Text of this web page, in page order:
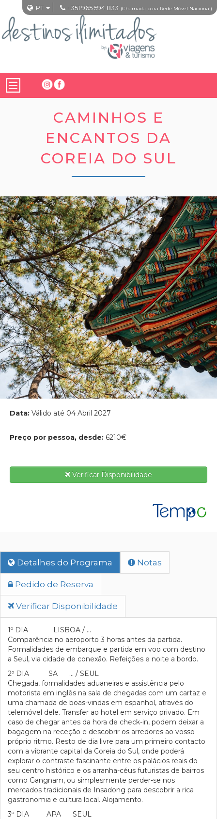
PT +351 965 594 833 (Chamada para Rede Móvel Nacional)
CAMINHOS E
ENCANTOS DA
COREIA DO SUL
Data: Válido até 04 Abril 2027
Preço por pessoa, desde: 6210€
Verificar Disponibilidade
Detalhes do Programa Notas
Pedido de Reserva
Verificar Disponibilidade
1º DIA LISBOA / …
Comparência no aeroporto 3 horas antes da partida.
Formalidades de embarque e partida em voo com destino
a Seul, via cidade de conexão. Refeições e noite a bordo.
2º DIA SA … / SEUL
Chegada, formalidades aduaneiras e assistência pelo
motorista em inglês na sala de chegadas com um cartaz e
uma chamada de boas-vindas em espanhol, através do
telemóvel dele. Transfer ao hotel em serviço privado. Em
caso de chegar antes da hora de check-in, podem deixar a
bagagem na receção e descobrir os arredores ao vosso
próprio ritmo. Resto de dia livre para um primeiro contacto
com a vibrante capital da Coreia do Sul, onde poderá
explorar o contraste fascinante entre os palácios reais do
seu centro histórico e os arranha-céus futuristas de bairros
como Gangnam, ou simplesmente perder-se nos
mercados tradicionais de Insadong para descobrir a rica
gastronomia e cultura local. Alojamento.
3º DIA APA SEUL